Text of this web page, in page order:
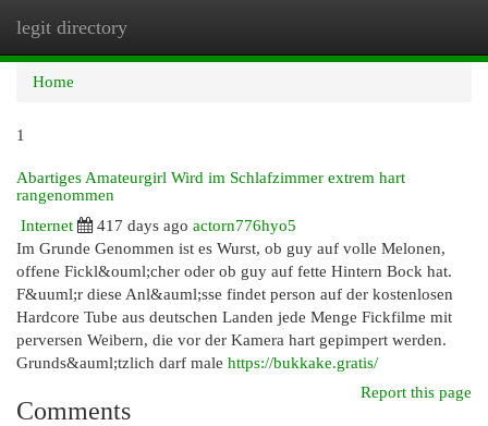
legit directory
Home
1
Abartiges Amateurgirl Wird im Schlafzimmer extrem hart
rangenommen
Internet
417 days ago actorn776hyo5
Im Grunde Genommen ist es Wurst, ob guy auf volle Melonen,
offene Fickl&ouml;cher oder ob guy auf fette Hintern Bock hat.
F&uuml;r diese Anl&auml;sse findet person auf der kostenlosen
Hardcore Tube aus deutschen Landen jede Menge Fickfilme mit
perversen Weibern, die vor der Kamera hart gepimpert werden.
Grunds&auml;tzlich darf male https://bukkake.gratis/
Report this page
Comments